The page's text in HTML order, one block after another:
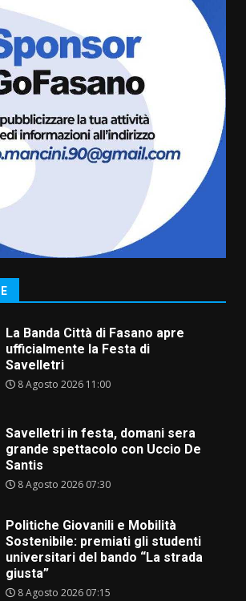
US Fasano, Scianaro: “Profonda
amarezza per esclusione dal
campionato di calcio”
7 Agosto 2026 06:00
Fasanese ferito a colpi di arma
da fuoco
6 Agosto 2026 18:13
Serie D, l’Us Fasano non molla e
conferma di voler ricorrere per
La Banda Città di Fasano apre
ufficialmente la Festa di
Savelletri
8 Agosto 2026 11:00
Savelletri in festa, domani sera
grande spettacolo con Uccio De
Santis
8 Agosto 2026 07:30
Politiche Giovanili e Mobilità
Sostenibile: premiati gli studenti
universitari del bando “La strada
giusta”
8 Agosto 2026 07:15